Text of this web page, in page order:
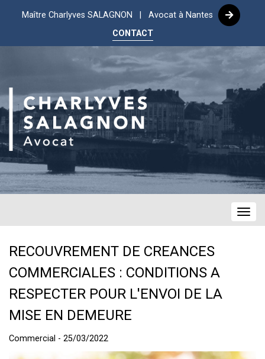
Maître Charlyves SALAGNON | Avocat à Nantes
CONTACT
RECOUVREMENT DE CREANCES
COMMERCIALES : CONDITIONS A
RESPECTER POUR L'ENVOI DE LA
MISE EN DEMEURE
Commercial - 25/03/2022